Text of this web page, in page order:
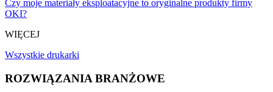
Czy moje materiały eksploatacyjne to oryginalne produkty firmy
OKI?
WIĘCEJ
Wszystkie drukarki
ROZWIĄZANIA BRANŻOWE